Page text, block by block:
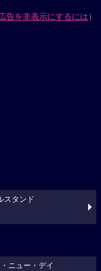
告を非表示にするには）
スタンド
ニュー・デイ